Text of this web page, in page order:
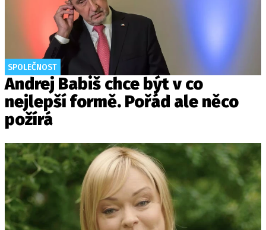
SPOLEČNOST
Andrej Babiš chce být v co
nejlepší formě. Pořád ale něco
požírá